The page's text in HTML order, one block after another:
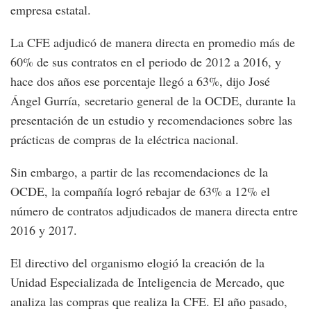
empresa estatal.
La CFE adjudicó de manera directa en promedio más de
60% de sus contratos en el periodo de 2012 a 2016, y
hace dos años ese porcentaje llegó a 63%, dijo José
Ángel Gurría, secretario general de la OCDE, durante la
presentación de un estudio y recomendaciones sobre las
prácticas de compras de la eléctrica nacional.
Sin embargo, a partir de las recomendaciones de la
OCDE, la compañía logró rebajar de 63% a 12% el
número de contratos adjudicados de manera directa entre
2016 y 2017.
El directivo del organismo elogió la creación de la
Unidad Especializada de Inteligencia de Mercado, que
analiza las compras que realiza la CFE. El año pasado,